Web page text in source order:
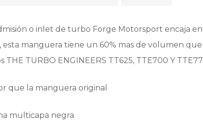
o inlet de turbo Forge Motorsport encaja
esta manguera tiene un 60% mas de volumen
THE TURBO ENGINEERS TT625, TTE700 Y
que la manguera original
multicapa negra